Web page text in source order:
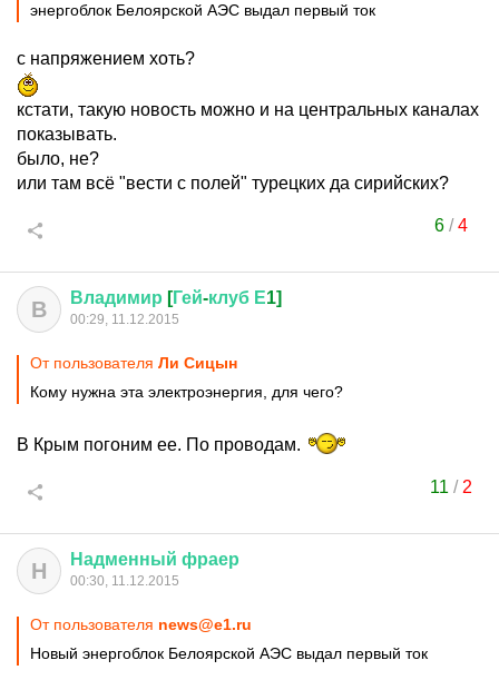
энергоблок Белоярской АЭС выдал первый ток
с напряжением хоть?
кстати, такую новость можно и на центральных каналах
показывать.
было, не?
или там всё "вести с полей" турецких да сирийских?
6/4
В Владимир [Гей-клуб Е1]
00:29, 11.12.2015
От пользователя Ли Сицын
Кому нужна эта электроэнергия, для чего?
В Крым погоним ее. По проводам.
11 / 2
Н Надменный фраер
00:30, 11.12.2015
От пользователя news@e1.ru
Новый энергоблок Белоярской АЭС выдал первый ток